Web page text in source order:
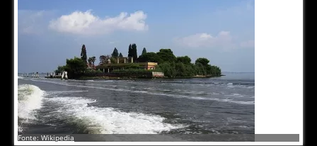
Fonte: Wikipedia